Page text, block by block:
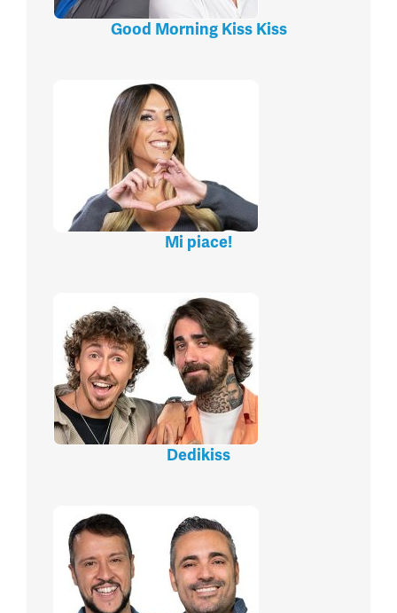
Good Morning Kiss Kiss
Mi piace!
Dedikiss